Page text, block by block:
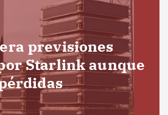
previsiones
Starlink aunque